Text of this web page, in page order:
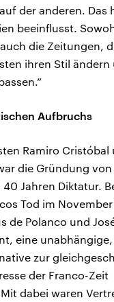
der anderen. Das
beeinflusst.
die Zeitungen,
ihren Stil ändern
Aufbruchs
Ramiro Cristóbal
die Gründung von
Jahren Diktatur.
Tod im
de Polanco und
eine
zur
der Franco-Zeit
dabei waren